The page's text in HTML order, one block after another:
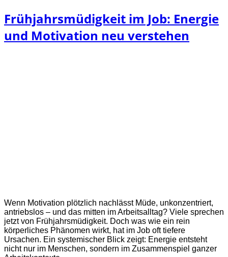
Frühjahrsmüdigkeit im Job: Energie
und Motivation neu verstehen
Wenn Motivation plötzlich nachlässt Müde, unkonzentriert,
antriebslos – und das mitten im Arbeitsalltag? Viele sprechen
jetzt von Frühjahrsmüdigkeit. Doch was wie ein rein
körperliches Phänomen wirkt, hat im Job oft tiefere
Ursachen. Ein systemischer Blick zeigt: Energie entsteht
nicht nur im Menschen, sondern im Zusammenspiel ganzer